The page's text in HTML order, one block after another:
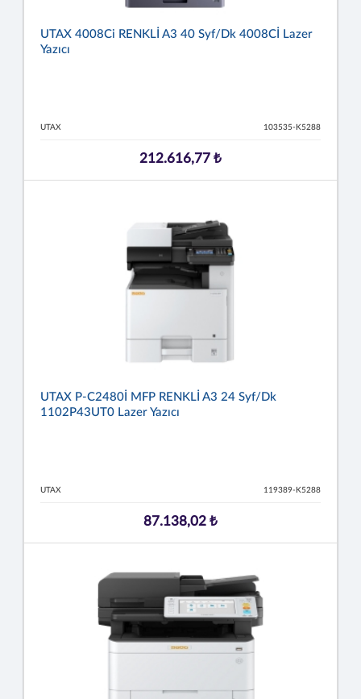
UTAX 4008Ci RENKLİ A3 40 Syf/dk 4008Cİ Lazer
Yazıcı
UTAX 103535-K5288
212.616,77 ₺
UTAX P-C2480İ MFP RENKLİ A3 24 Syf/dk
1102P43UT0 Lazer Yazıcı
UTAX 119389-K5288
87.138,02 ₺